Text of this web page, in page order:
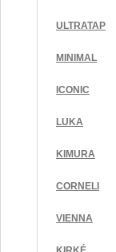
ULTRATAP
MINIMAL
ICONIC
LUKA
KIMURA
CORNELI
VIENNA